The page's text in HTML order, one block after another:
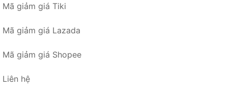
Mã giảm giá Tiki
Mã giảm giá Lazada
Mã giảm giá Shopee
Liên hệ